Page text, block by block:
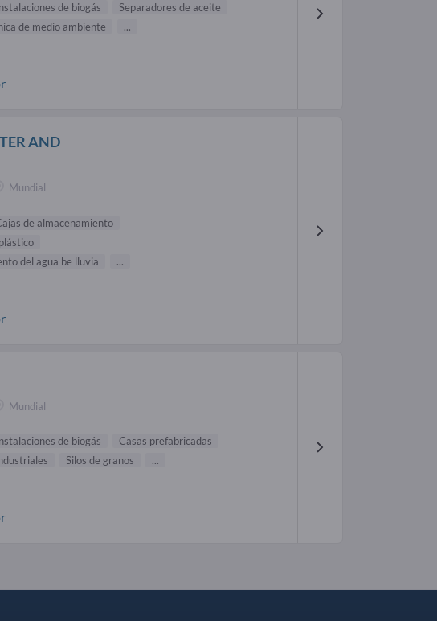
de biogás
Separadores de aceite
de medio ambiente ...
AND
Mundial
de almacenamiento
del agua be lluvia
...
Mundial
de biogás
Casas prefabricadas
Silos de granos ...